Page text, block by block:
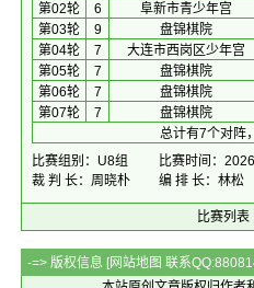
第02轮
6 阜新市青少年宫
第03轮
9 盘锦棋院
第04轮
7 大连市西岗区少年宫
第05轮
7 盘锦棋院
第06轮
7 盘锦棋院
第07轮
7 盘锦棋院
总计有7个对阵
比赛组别：U8组
比赛时间：
裁 判 长：周晓朴
编 排 长：林松
比赛列表
-=> 版权信息 [网站地图 联系